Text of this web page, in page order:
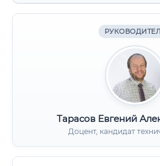
Тарасов Евгений
Доцент, кандидат